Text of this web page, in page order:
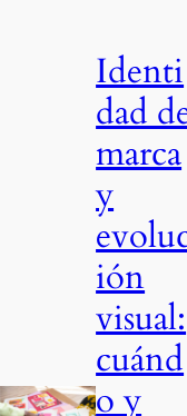
Identi
dad
marca
y
ión
visual:
cuánd
o y